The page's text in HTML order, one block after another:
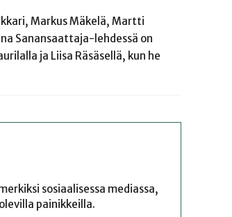
Markus Mäkelä, Martti
Sanansaattaja-lehdessä on
ja Liisa Räsäsellä, kun he
sosiaalisessa mediassa,
painikkeilla.